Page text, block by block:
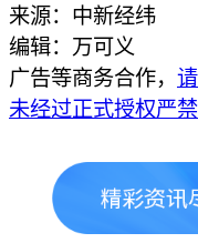
来源：中新经纬
编辑：万可义
广告等商务合作，
未经过正式授权严